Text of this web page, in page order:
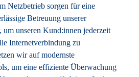
Netzbetrieb sorgen für eine
Betreuung unserer
unseren Kund:innen jederzeit
Internetverbindung zu
wir auf modernste
um eine effiziente Überwachung